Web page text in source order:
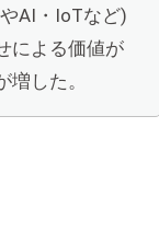
AI・IoTなど)
による価値が
した。